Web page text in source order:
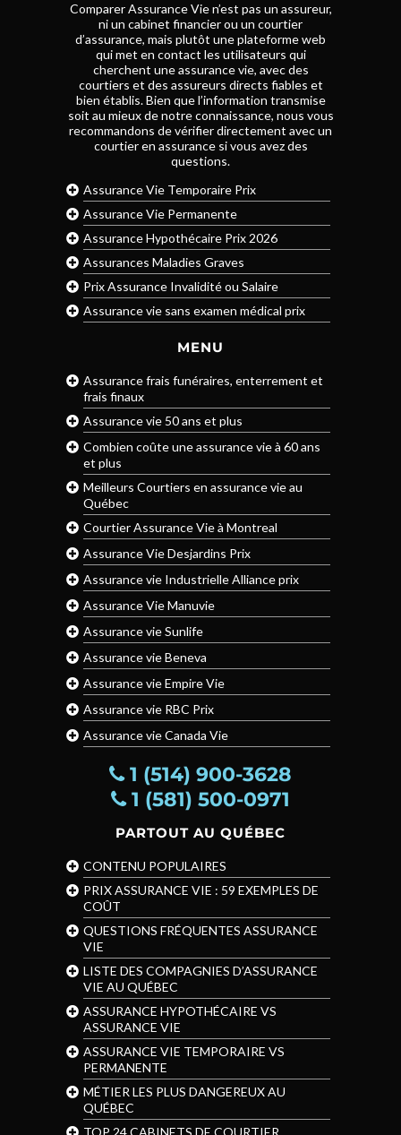
Comparer Assurance Vie n’est pas un assureur,
ni un cabinet financier ou un courtier
d’assurance, mais plutôt une plateforme web
qui met en contact les utilisateurs qui
cherchent une assurance vie, avec des
courtiers et des assureurs directs fiables et
bien établis. Bien que l’information transmise
soit au mieux de notre connaissance, nous vous
recommandons de vérifier directement avec un
courtier en assurance si vous avez des
questions.
Assurance Vie Temporaire Prix
Assurance Vie Permanente
Assurance Hypothécaire Prix 2026
Assurances Maladies Graves
Prix Assurance Invalidité ou Salaire
Assurance vie sans examen médical prix
MENU
Assurance frais funéraires, enterrement et
frais finaux
Assurance vie 50 ans et plus
Combien coûte une assurance vie à 60 ans
et plus
Meilleurs Courtiers en assurance vie au
Québec
Courtier Assurance Vie à Montreal
Assurance Vie Desjardins Prix
Assurance vie Industrielle Alliance prix
Assurance Vie Manuvie
Assurance vie Sunlife
Assurance vie Beneva
Assurance vie Empire Vie
Assurance vie RBC Prix
Assurance vie Canada Vie
1 (514) 900-3628
1 (581) 500-0971
PARTOUT AU QUÉBEC
CONTENU POPULAIRES
PRIX ASSURANCE VIE : 59 EXEMPLES DE
COÛT
QUESTIONS FRÉQUENTES ASSURANCE
VIE
LISTE DES COMPAGNIES D’ASSURANCE
VIE AU QUÉBEC
ASSURANCE HYPOTHÉCAIRE VS
ASSURANCE VIE
ASSURANCE VIE TEMPORAIRE VS
PERMANENTE
MÉTIER LES PLUS DANGEREUX AU
QUÉBEC
TOP 24 CABINETS DE COURTIER